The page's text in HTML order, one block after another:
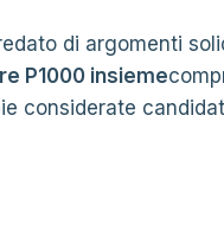
di argomenti
P1000 insieme
considerate